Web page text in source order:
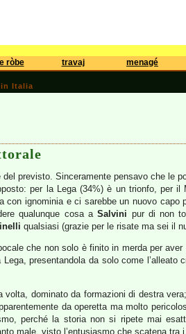
ròbe travaj menagé
Italia
previsto. Sinceramente pensavo che le
per la Lega (34%) è un trionfo, per
con ignominia e ci sarebbe un nuovo
qualunque cosa aSalvini pur di non
qualsiasi (grazie per le risate ma sei il
che non solo è finito in merda per
presentandola da solo come
dominato da formazioni di destra
da operetta ma molto
perché la storia non si ripete mai
male, visto l’entusiasmo che scatena tra